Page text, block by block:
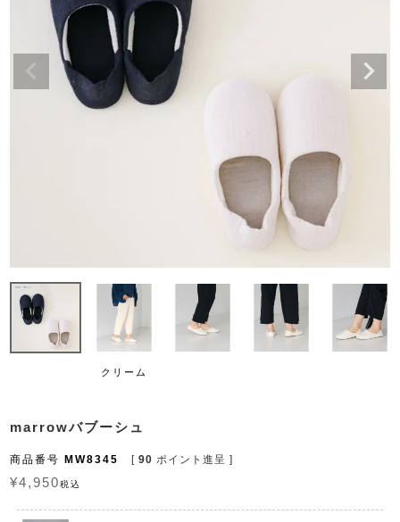
クリーム
marrowバブーシュ
商品番号 MW8345 [ 90 ポイント進呈 ]
¥4,950税込